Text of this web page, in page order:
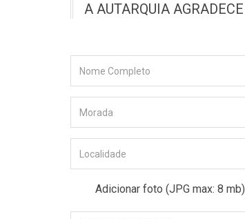
A AUTARQUIA
Adicionar foto (JPG max: 8 mb)